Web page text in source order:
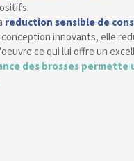
reduction sensible de
innovants, elle
ce qui lui offre un
des brosses permette